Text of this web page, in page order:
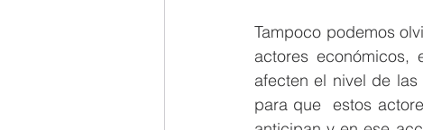
Tampoco podemos
actores económicos,
afecten el nivel de
para que  estos